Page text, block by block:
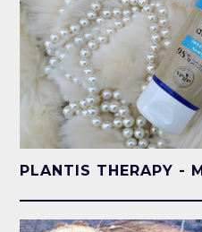
PLANTIS THERAPY -